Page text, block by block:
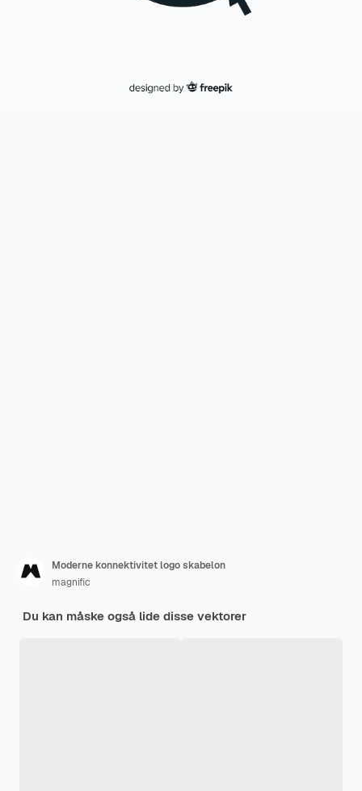
Moderne konnektivitet logo skabelon
magnific
Du kan måske også lide disse vektorer